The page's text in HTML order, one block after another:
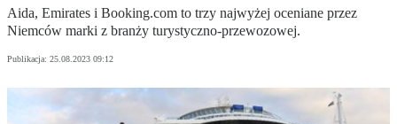
Aida, Emirates i Booking.com to trzy najwyżej oceniane przez
Niemców marki z branży turystyczno-przewozowej.
Publikacja: 25.08.2023 09:12